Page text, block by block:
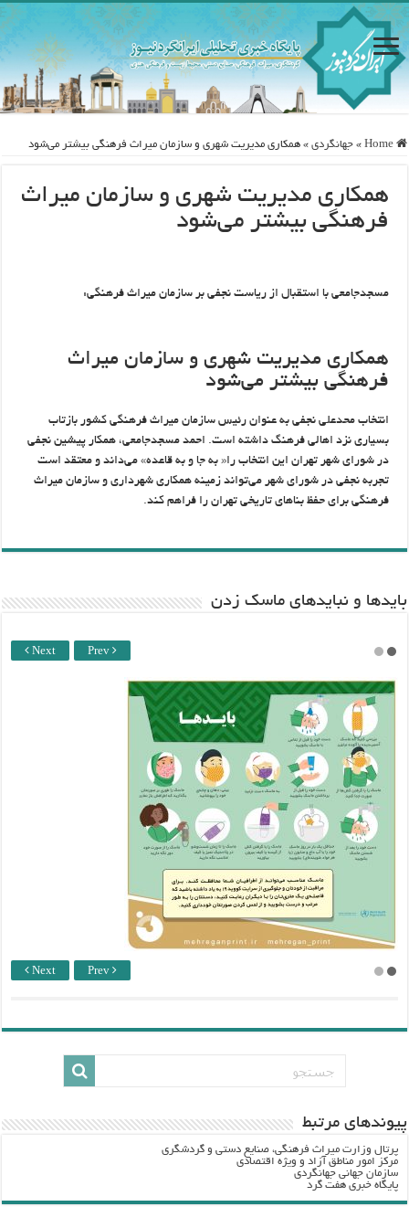
Home
» جهانگردی » همکاری مدیریت شهری و سازمان میراث فرهنگی بیشتر می‌شود
همکاری مدیریت شهری و سازمان میراث
فرهنگی بیشتر می‌شود
مسجدجامعی با استقبال از ریاست نجفی بر سازمان میراث فرهنگی:
همکاری مدیریت شهری و سازمان میراث
فرهنگی بیشتر می‌شود
انتخاب محدعلی نجفی به عنوان رئیس سازمان میراث فرهنگی کشور بازتاب
بسیاری نزد اهالی فرهنگ داشته است. احمد مسجدجامعی، همکار پیشین نجفی
در شورای شهر تهران این انتخاب را« به جا و به قاعده» می‌داند و معتقد است
تجربه نجفی در شورای شهر می‌تواند زمینه همکاری شهرداری و سازمان میراث
فرهنگی برای حفظ بناهای تاریخی تهران را فراهم کند.
باید‌ها و نبایدهای ماسک زدن
Next Prev
Next Prev
پيوندهاي مرتبط
پرتال وزارت ميراث فرهنگي، صنایع دستی و گردشگري
مرکز امور مناطق آزاد و ویژه اقتصادی
سازمان جهانی جهانگردی
پایگاه خبری هفت گرد